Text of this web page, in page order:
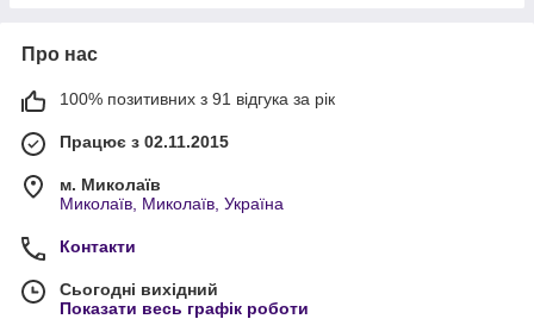
Про нас
100% позитивних з 91 відгука за рік
Працює з 02.11.2015
м. Миколаїв
Миколаїв, Миколаїв, Україна
Контакти
Сьогодні вихідний
Показати весь графік роботи